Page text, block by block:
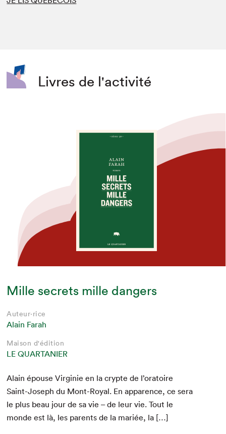
Livres de l'activité
Mille secrets mille dangers
Auteur·rice
Alain Farah
Maison d'édition
LE QUARTANIER
Alain épouse Vir­ginie en la crypte de l’oratoire
Saint-Joseph du Mont-Roy­al. En apparence, ce sera
le plus beau jour de sa vie – de leur vie. Tout le
monde est là, les par­ents de la mar­iée, la […]